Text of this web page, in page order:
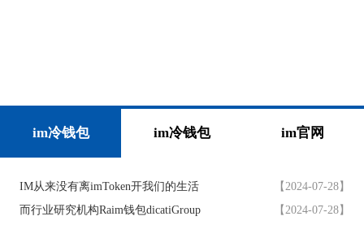
im冷钱包 im冷钱包 im官网
【2024-07-28】
IM从来没有离imToken开我们的生活
【2024-07-28】
而行业研究机构Raim钱包dicatiGroup